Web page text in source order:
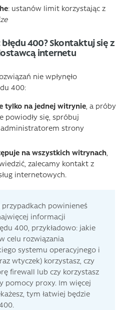
: ustanów limit korzystając z
400? Skontaktuj się z
internetu
nie wpłynęło
400:
tylko na jednej witrynie , a próby
powiodły się, spróbuj
strony
na wszystkich witrynach
zalecamy kontakt z
internetowych.
przypadkach powinieneś
informacji
400, przykładowo: jakie
celu rozwiązania
systemu operacyjnego i
wtyczek) korzystasz, czy
firewall lub czy korzystasz
pomocy proxy. Im więcej
tym łatwiej będzie